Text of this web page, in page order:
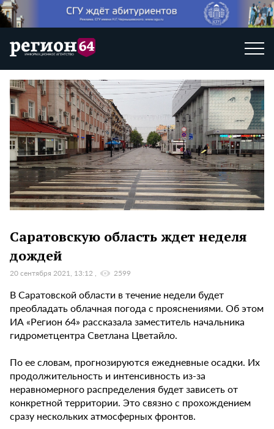
Саратовскую область ждет неделя
дождей
20 сентября 2021, 13:12 2599
В Саратовской области в течение недели будет
преобладать облачная погода с прояснениями. Об этом
ИА «Регион 64» рассказала заместитель начальника
гидрометцентра Светлана Цветайло.
По ее словам, прогнозируются ежедневные осадки. Их
продолжительность и интенсивность из-за
неравномерного распределения будет зависеть от
конкретной территории. Это связно с прохождением
сразу нескольких атмосферных фронтов.